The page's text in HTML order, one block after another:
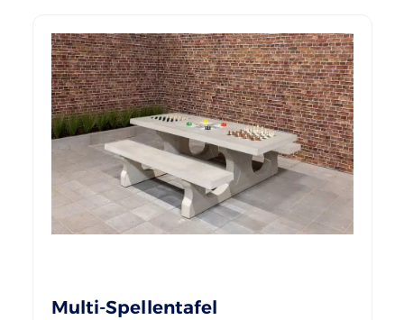
Multi-Spellentafel